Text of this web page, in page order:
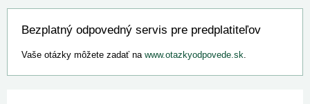
Bezplatný odpovedný servis pre predplatiteľov
Vaše otázky môžete zadať na www.otazkyodpovede.sk.